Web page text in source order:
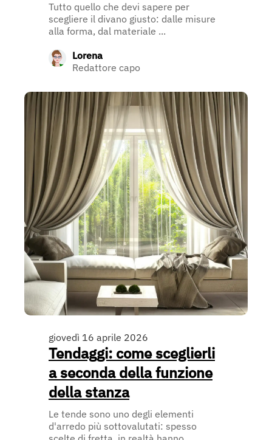
Tutto quello che devi sapere per
scegliere il divano giusto: dalle misure
alla forma, dal materiale ...
Lorena
Redattore capo
giovedì 16 aprile 2026
Tendaggi: come sceglierli
a seconda della funzione
della stanza
Le tende sono uno degli elementi
d'arredo più sottovalutati: spesso